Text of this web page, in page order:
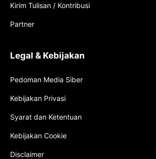
Kirim Tulisan / Kontribusi
Partner
Legal & Kebijakan
Pedoman Media Siber
Kebijakan Privasi
Syarat dan Ketentuan
Kebijakan Cookie
Disclaimer